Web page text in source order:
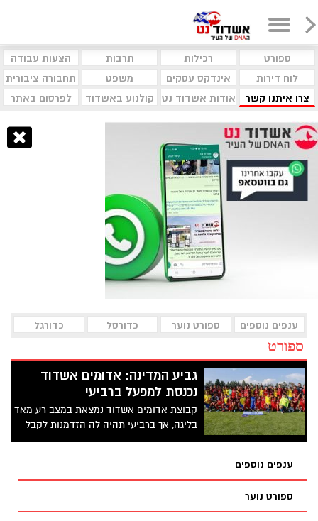
ספורט רכילות תרבות
הצעות עבודה
לוח דירות
אינדקס עסקים משפט
תחבורה ציבורית
צרו איתנו קשר
אודות אשדוד נט קולנוע באשדוד לפרסום באתר
ענפים נוספים ספורט נוער כדורסל כדורגל
ספורט
גביע המדינה: אדומים אשדוד
נכנסת למפעל ברביעי
קבוצת אדומים אשדוד נמצאת במצב רע מאד
בליגה, אך ברביעי תהיה לה הזדמנות לקבל
משהו אחר עם גביע המדינה, כאשר הקבוצה
ענפים נוספים
ספורט נוער